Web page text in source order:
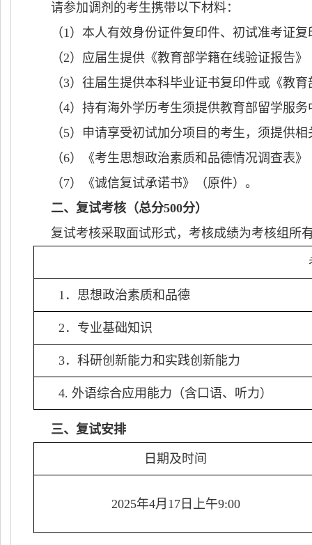
请参加调剂的考生携带以下材料：
（1）本人有效身份证件复印件、初试准考证复
（2）应届生提供《教育部学籍在线验证报告》
（3）往届生提供本科毕业证书复印件或《教
（4）持有海外学历考生须提供教育部留学服
（5）申请享受初试加分项目的考生，须提供
（6）《考生思想政治素质和品德情况调查表
（7）《诚信复试承诺书》（原件）。
二、复试考核（总分500分）
复试考核采取面试形式，考核成绩为考核组所
1 ．思想政治素质和品德
2 ．专业基础知识
3．科研创新能力和实践创新能力
4. 外语综合应用能力（含口语、听力）
三、复试安排
日期及时间
2025年4月 17日上午9:00